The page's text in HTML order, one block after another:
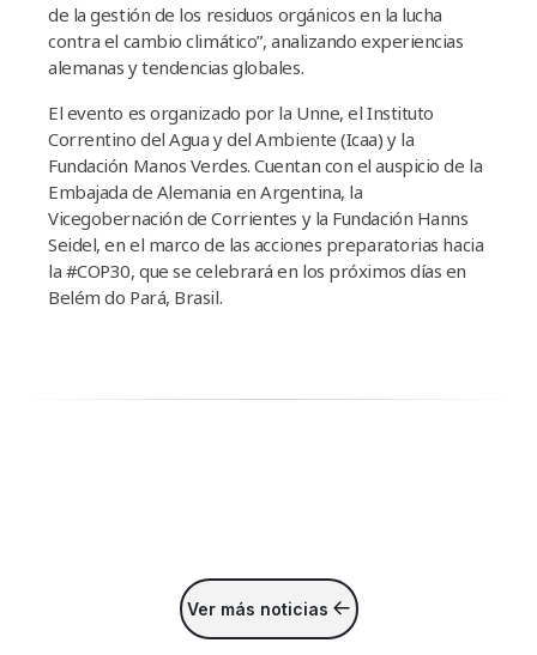
de la gestión de los residuos orgánicos en la lucha
contra el cambio climático”, analizando experiencias
alemanas y tendencias globales.
El evento es organizado por la Unne, el Instituto
Correntino del Agua y del Ambiente (Icaa) y la
Fundación Manos Verdes. Cuentan con el auspicio de la
Embajada de Alemania en Argentina, la
Vicegobernación de Corrientes y la Fundación Hanns
Seidel, en el marco de las acciones preparatorias hacia
la #COP30, que se celebrará en los próximos días en
Belém do Pará, Brasil.
Ver más noticias